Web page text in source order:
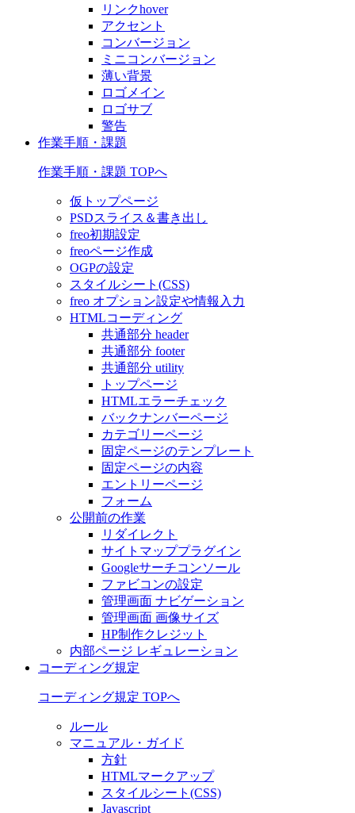
リンクhover
アクセント
コンバージョン
ミニコンバージョン
薄い背景
ロゴメイン
ロゴサブ
警告
作業手順・課題
作業手順・課題 TOPへ
仮トップページ
PSDスライス＆書き出し
freo初期設定
freoページ作成
OGPの設定
スタイルシート(CSS)
freo オプション設定や情報入力
HTMLコーディング
共通部分 header
共通部分 footer
共通部分 utility
トップページ
HTMLエラーチェック
バックナンバーページ
カテゴリーページ
固定ページのテンプレート
固定ページの内容
エントリーページ
フォーム
公開前の作業
リダイレクト
サイトマッププラグイン
Googleサーチコンソール
ファビコンの設定
管理画面 ナビゲーション
管理画面 画像サイズ
HP制作クレジット
内部ページ レギュレーション
コーディング規定
コーディング規定 TOPへ
ルール
マニュアル・ガイド
方針
HTMLマークアップ
スタイルシート(CSS)
Javascript